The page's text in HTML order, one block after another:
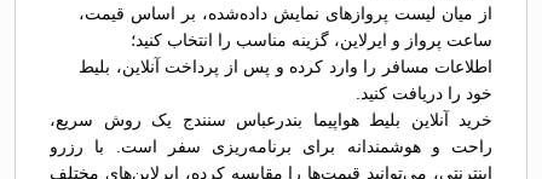
از میان لیست پروازهای نمایش داده‌شده، بر اساس قیمت،
ساعت پرواز و ایرلاین، گزینه مناسب را انتخاب کنید؛
اطلاعات مسافر را وارد کرده و پس از پرداخت آنلاین، بلیط
خود را دریافت کنید.
خرید آنلاین بلیط هواپیما بندرعباس سنندج یک روش سریع،
راحت و هوشمندانه برای برنامه‌ریزی سفر است. با رزرو
اینترنتی، می‌توانید قیمت‌ها را مقایسه کرده، ایرلاین‌های مختلف